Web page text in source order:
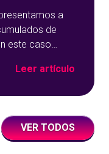
a
de
este caso
cuando
el mes
Leer artículo
VER TODOS